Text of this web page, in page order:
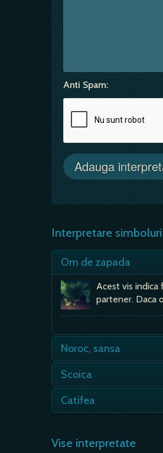
Anti Spam:
Interpretare
Om de zapada
Acest vis indica
partener. Daca
Noroc, sansa
altcineva
Scoica
evoca matricea
Catifea
durere, ceva
Vise interpretate